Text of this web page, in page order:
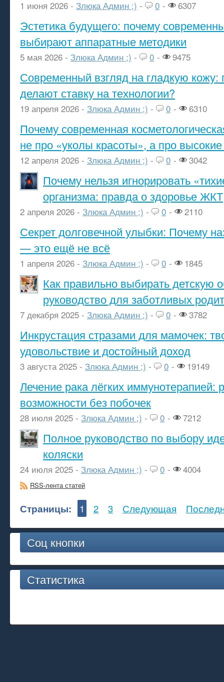
1 июня 2026 - Злюка Админ ;) - 0 - 6307
Эстетика будущего: почему
выбирают аппаратные методики
5 мая 2026 - Злюка Админ ;) - 0 - 9475
Современный взгляд на гладкую кожу:
делают ставку на технологии?
19 апреля 2026 - Злюка Админ ;) - 0 - 6310
Почему современная
не про «уколы красоты», а про высокие
12 апреля 2026 - Злюка Админ ;) - 0 - 3042
Почему нельзя игнорировать
организма: правда о здоровье ЖКТ
2 апреля 2026 - Злюка Админ ;) - 0 - 2110
Секрет долговечной улыбки: Почему
— это ещё не всё
1 апреля 2026 - Злюка Админ ;) - 0 - 1845
Как правильно выбирать детскую
руководство для заботливых
7 декабря 2025 - Злюка Админ ;) - 0 - 3782
Инкрустация стразами для мамочек:
удовольствие и достойный доход
3 августа 2025 - Злюка Админ ;) - 0 - 19149
Лечение рака лёгких иммунотерапией:
возможности без побочек
28 июля 2025 - Злюка Админ ;) - 0 - 7212
Полное руководство по выбору
коляски
24 июля 2025 - Злюка Админ ;) - 0 - 4004
RSS-лента статей
Страницы: 1 2 3 Следующая
Соц кнопки
Статистика